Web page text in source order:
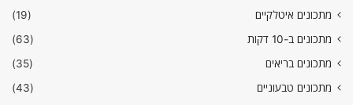
מתכונים איטלקיים
(19)
מתכונים ב-10 דקות
(63)
מתכונים בריאים
(35)
מתכונים טבעוניים
(43)